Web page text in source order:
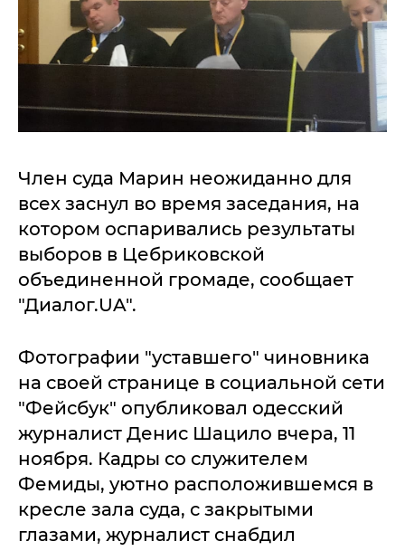
Член суда Марин неожиданно для
всех заснул во время заседания, на
котором оспаривались результаты
выборов в Цебриковской
объединенной громаде, сообщает
"Диалог.UA".
Фотографии "уставшего" чиновника
на своей странице в социальной сети
"Фейсбук" опубликовал одесский
журналист Денис Шацило вчера, 11
ноября. Кадры со служителем
Фемиды, уютно расположившемся в
кресле зала суда, с закрытыми
глазами, журналист снабдил